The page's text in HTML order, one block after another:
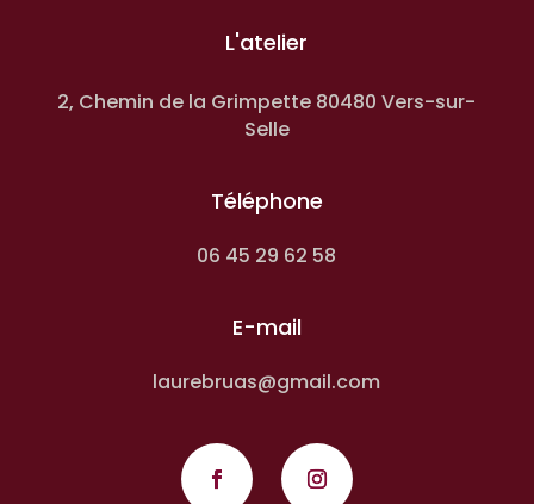
L'atelier
2, Chemin de la Grimpette 80480 Vers-sur-
Selle
Téléphone
06 45 29 62 58
E-mail
laurebruas@gmail.com